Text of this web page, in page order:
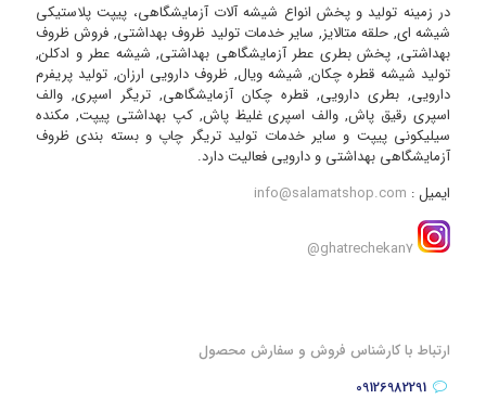
در زمینه تولید و پخش انواع شیشه آلات آزمایشگاهی، پیپت پلاستیکی
شیشه ای, حلقه متالایز, سایر خدمات تولید ظروف بهداشتی, فروش ظروف
بهداشتی, پخش بطری عطر آزمایشگاهی بهداشتی, شیشه عطر و ادکلن,
تولید شیشه قطره چکان, شیشه ویال, ظروف دارویی ارزان, تولید پریفرم
دارویی, بطری دارویی, قطره چکان آزمایشگاهی, تریگر اسپری, والف
اسپری رقیق پاش, والف اسپری غلیظ پاش, کپ بهداشتی پیپت, مکنده
سیلیکونی پیپت و سایر خدمات تولید تریگر چاپ و بسته بندی ظروف
آزمایشگاهی بهداشتی و دارویی فعالیت دارد.
ایمیل : info@salamatshop.com
ghatrechekan7@
ارتباط با کارشناس فروش و سفارش محصول
09126982291